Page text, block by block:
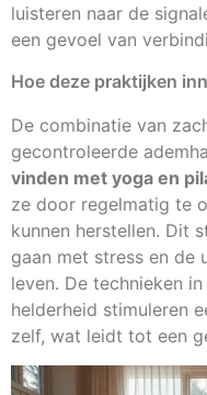
luisteren naar de
een gevoel van
Hoe deze praktijken
De combinatie van
gecontroleerde
vinden met yoga en
ze door regelmatig te
kunnen herstellen. Dit
gaan met stress en de
leven. De technieken
helderheid stimuleren
zelf, wat leidt tot een